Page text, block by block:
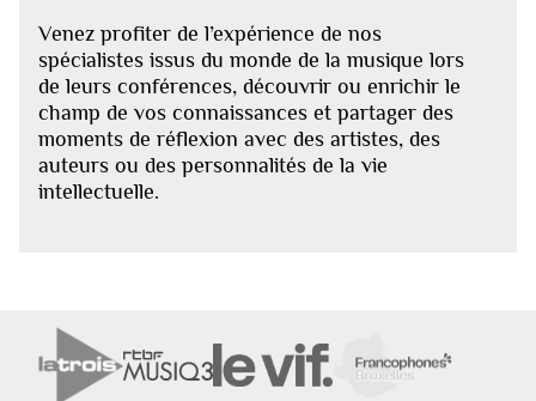
Venez profiter de l’expérience de nos
spécialistes issus du monde de la musique lors
de leurs conférences, découvrir ou enrichir le
champ de vos connaissances et partager des
moments de réflexion avec des artistes, des
auteurs ou des personnalités de la vie
intellectuelle.